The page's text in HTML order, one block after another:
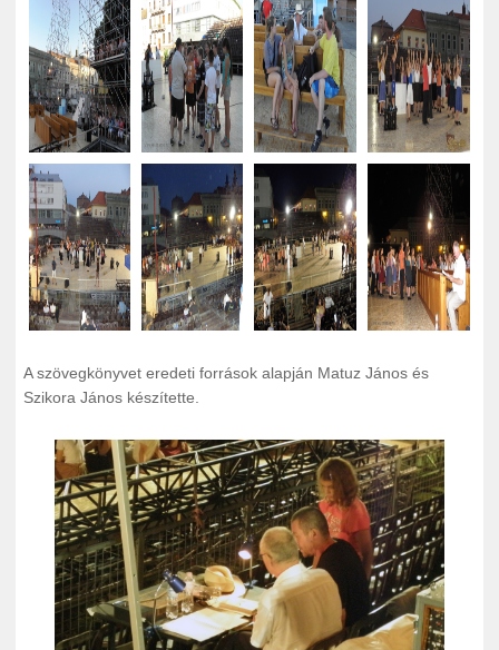
A szövegkönyvet eredeti források alapján Matuz János és
Szikora János készítette.